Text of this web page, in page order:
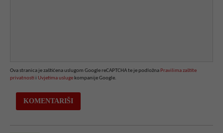
Ova stranica je zaštićena uslugom Google reCAPTCHA te je podložna Pravilima zaštite
privatnosti i Uvjetima usluge kompanije Google.